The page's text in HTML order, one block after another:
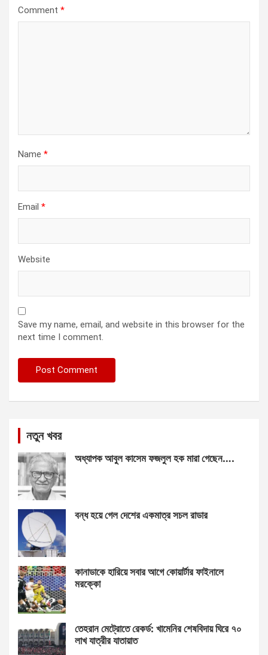
Comment *
Name *
Email *
Website
Save my name, email, and website in this browser for the
next time I comment.
নতুন খবর
অধ্যাপক আবুল কাসেম ফজলুল হক মারা গেছেন….
বন্ধ হয়ে গেল দেশের একমাত্র সচল রাডার
কানাডাকে হারিয়ে সবার আগে কোয়ার্টার ফাইনালে
মরক্কো
তেহরান মেট্রোতে রেকর্ড: খামেনির শেষবিদায় ঘিরে ৭০
লাখ যাত্রীর যাতায়াত